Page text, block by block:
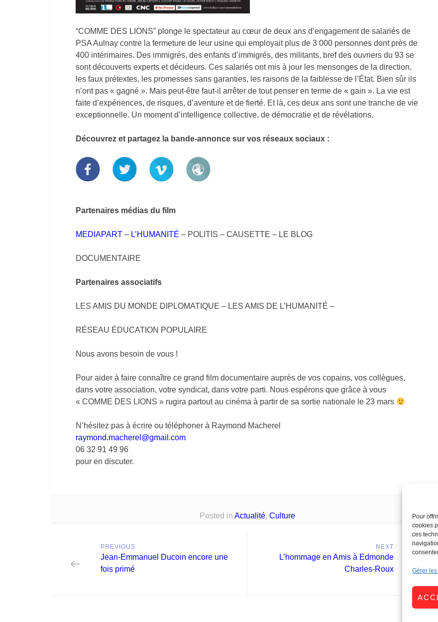
Pour
cookies
ces
Gérer
“COMME DES LIONS” plonge le spectateur au cœur de deux ans d’engagement de salariés de
PSA Aulnay contre la fermeture de leur usine qui employait plus de 3 000 personnes dont près de
400 intérimaires. Des immigrés, des enfants d’immigrés, des militants, bref des ouvriers du 93 se
sont découverts experts et décideurs. Ces salariés ont mis à jour les mensonges de la direction,
les faux prétextes, les promesses sans garanties, les raisons de la faiblesse de l’État. Bien sûr ils
n’ont pas « gagné ». Mais peut-être faut-il arrêter de tout penser en terme de « gain ». La vie est
faite d’expériences, de risques, d’aventure et de fierté. Et là, ces deux ans sont une tranche de vie
exceptionnelle. Un moment d’intelligence collective, de démocratie et de révélations.
Découvrez et partagez la bande-annonce sur vos réseaux sociaux :
Partenaires médias du film
MEDIAPART – L’HUMANITÉ – POLITIS – CAUSETTE – LE BLOG
DOCUMENTAIRE
Partenaires associatifs
LES AMIS DU MONDE DIPLOMATIQUE – LES AMIS DE L’HUMANITÉ –
RÉSEAU ÉDUCATION POPULAIRE
Nous avons besoin de vous !
Pour aider à faire connaître ce grand film documentaire ​auprès de vos copains, vos collègues,
dans votre association, votre syndicat, dans votre parti. Nous espérons que grâce à vous
« COMME DES LIONS » rugira partout au cinéma à partir de sa sortie nationale le 23 mars
N’hésitez pas à écrire ou téléphoner à Raymond Macherel
raymond.macherel@gmail.com
06 32 91 49 96
pour en discuter.
Posted in Actualité, Culture
navigation
PREVIOUS
Previous
post:
Jean-Emmanuel Ducoin encore une
fois primé
NEXT
Next
L’hommage en Amis à Edmonde
Charles-Roux